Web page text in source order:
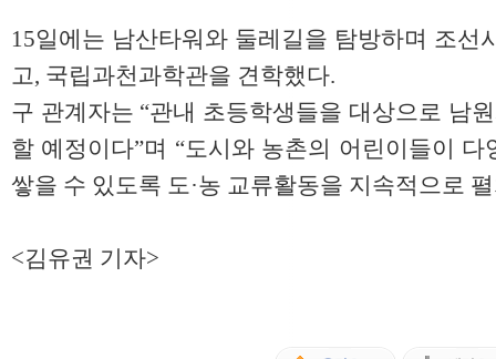
15일에는 남산타워와 둘레길을 탐방하며 조선
고, 국립과천과학관을 견학했다.
구 관계자는 “관내 초등학생들을 대상으로 남
할 예정이다”며 “도시와 농촌의 어린이들이
쌓을 수 있도록 도·농 교류활동을 지속적으로
<김유권 기자>